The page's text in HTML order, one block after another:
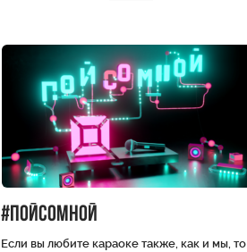
#пойсомной
Если вы любите караоке также, как и мы, то